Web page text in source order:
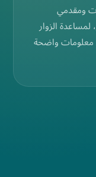
ومقدمي
الزوار
معلومات واضحة